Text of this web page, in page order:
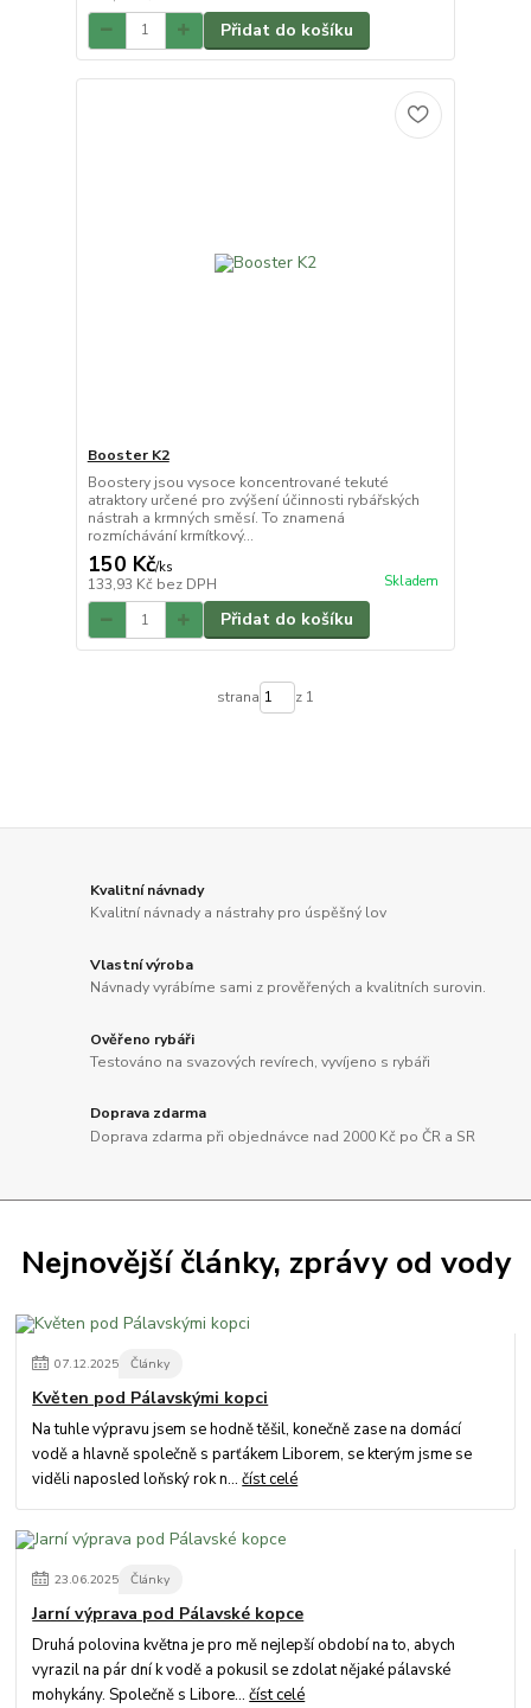
Přidat do košíku
Booster K2
Boostery jsou vysoce koncentrované tekuté
atraktory určené pro zvýšení účinnosti rybářských
nástrah a krmných směsí. To znamená
rozmíchávání krmítkový...
150 Kč/ks
133,93 Kč bez DPH Skladem
Přidat do košíku
strana z 1
Kvalitní návnady
Kvalitní návnady a nástrahy pro úspěšný lov
Vlastní výroba
Návnady vyrábíme sami z prověřených a kvalitních surovin.
Ověřeno rybáři
Testováno na svazových revírech, vyvíjeno s rybáři
Doprava zdarma
Doprava zdarma při objednávce nad 2000 Kč po ČR a SR
Nejnovější články, zprávy od vody
07.12.2025 Články
Květen pod Pálavskými kopci
Na tuhle výpravu jsem se hodně těšil, konečně zase na domácí
vodě a hlavně společně s parťákem Liborem, se kterým jsme se
viděli naposled loňský rok n...číst celé
23.06.2025 Články
Jarní výprava pod Pálavské kopce
Druhá polovina května je pro mě nejlepší období na to, abych
vyrazil na pár dní k vodě a pokusil se zdolat nějaké pálavské
mohykány. Společně s Libore...číst celé